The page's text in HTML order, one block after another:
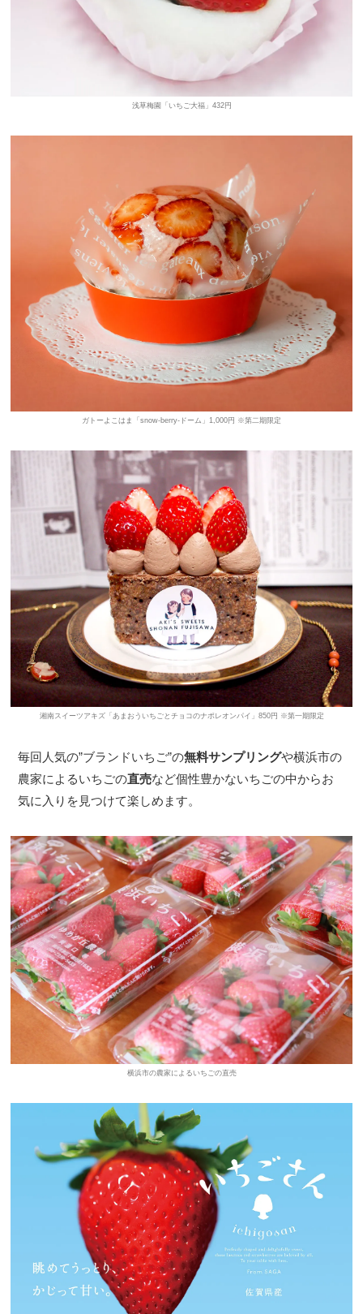
浅草梅園「いちご大福」432円
ガトーよこはま「snow-berry-ドーム」1,000円 ※第二期限定
湘南スイーツアキズ「あまおういちごとチョコのナポレオンパイ」850円 ※第一期限定
毎回人気の”ブランドいちご”の無料サンプリングや横浜市の
農家によるいちごの直売など個性豊かないちごの中からお
気に入りを見つけて楽しめます。
横浜市の農家によるいちごの直売